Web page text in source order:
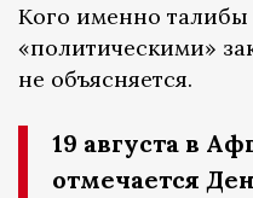
Кого именно талибы
«политическими»
не объясняется.
19 августа в
отмечается